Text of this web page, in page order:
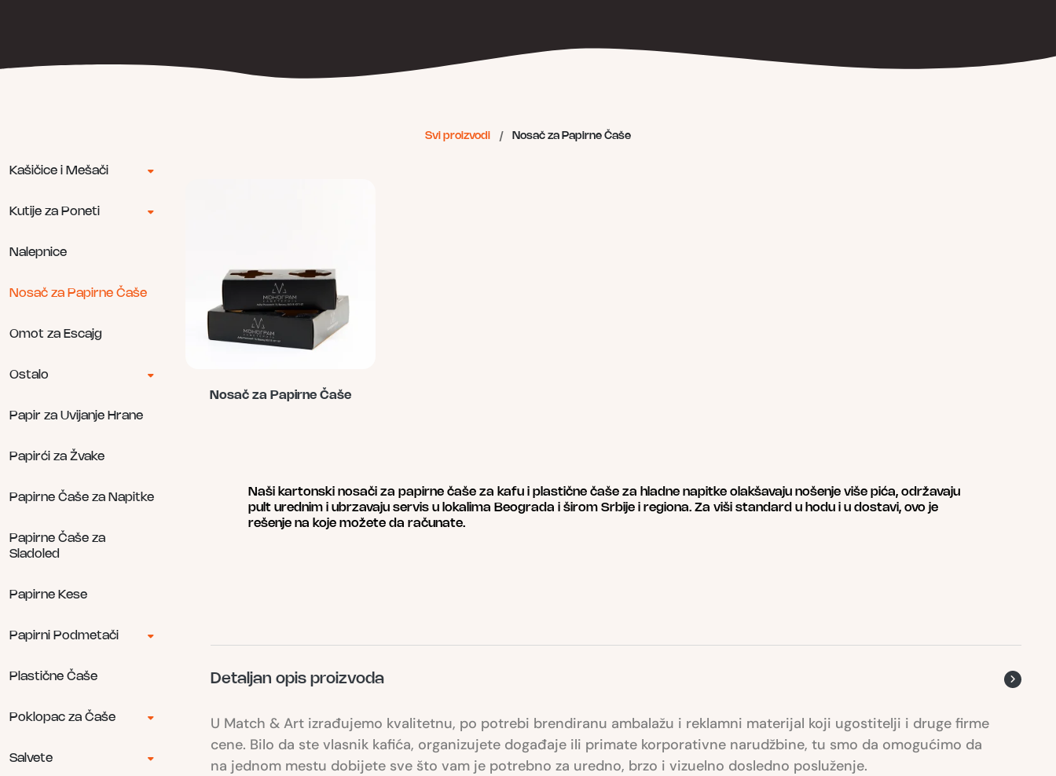
Svi proizvodi / Nosač za Papirne Čaše
Kašičice i Mešači
Kutije za Poneti
Nalepnice
Nosač za Papirne Čaše
Omot za Escajg
Ostalo
Papir za Uvijanje Hrane
Papirći za Žvake
Papirne Čaše za Napitke
Papirne Čaše za
Sladoled
Papirne Kese
Papirni Podmetači
Plastične Čaše
Poklopac za Čaše
Salvete
Nosač za Papirne Čaše
Naši kartonski nosači za papirne čaše za kafu i plastične čaše za hladne napitke olakšavaju nošenje više pića, održavaju
pult urednim i ubrzavaju servis u lokalima Beograda i širom Srbije i regiona. Za viši standard u hodu i u dostavi, ovo je
rešenje na koje možete da računate.
Detaljan opis proizvoda
U Match & Art izrađujemo kvalitetnu, po potrebi brendiranu ambalažu i reklamni materijal koji ugostitelji i druge firme
cene. Bilo da ste vlasnik kafića, organizujete događaje ili primate korporativne narudžbine, tu smo da omogućimo da
na jednom mestu dobijete sve što vam je potrebno za uredno, brzo i vizuelno dosledno posluženje.